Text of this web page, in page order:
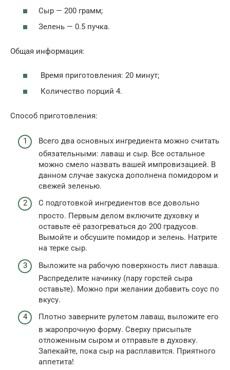
Сыр — 200 грамм;
Зелень — 0.5 пучка.
Общая информация:
Время приготовления: 20 минут;
Количество порций 4.
Способ приготовления:
Всего два основных ингредиента можно считать
обязательными: лаваш и сыр. Все остальное
можно смело назвать вашей импровизацией. В
данном случае закуска дополнена помидором и
свежей зеленью.
С подготовкой ингредиентов все довольно
просто. Первым делом включите духовку и
оставьте её разогреваться до 200 градусов.
Вымойте и обсушите помидор и зелень. Натрите
на терке сыр.
Выложите на рабочую поверхность лист лаваша.
Распределите начинку (пару горстей сыра
оставьте). Можно при желании добавить соус по
вкусу.
Плотно заверните рулетом лаваш, выложите его
в жаропрочную форму. Сверху присыпьте
отложенным сыром и отправьте в духовку.
Запекайте, пока сыр на расплавится. Приятного
аппетита!